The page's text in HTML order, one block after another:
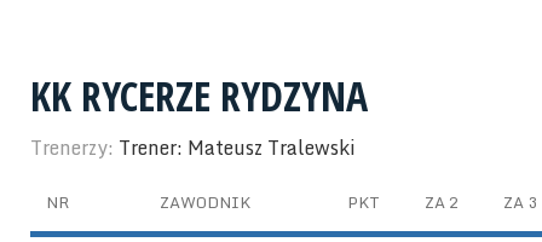
KK RYCERZE RYDZYNA
Trenerzy: Trener: Mateusz Tralewski
NR ZAWODNIK PKT ZA 2 ZA 3